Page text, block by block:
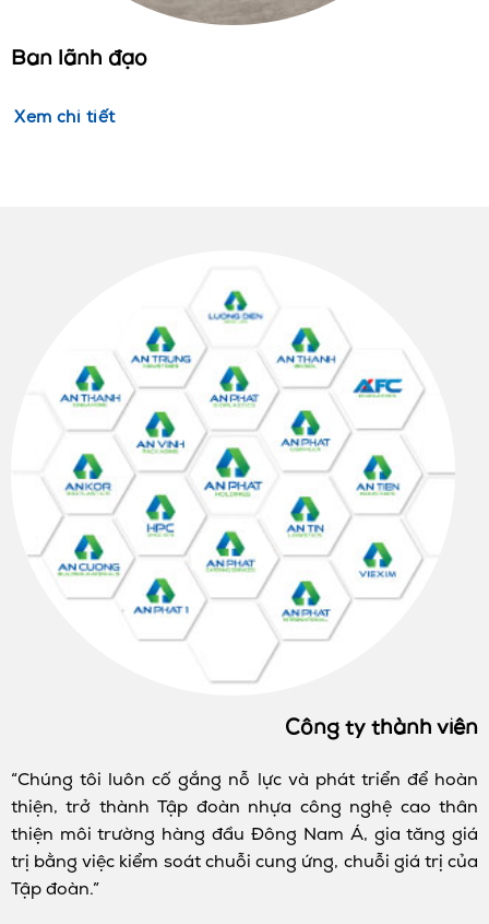
Ban lãnh đạo
Xem chi tiết
Công ty thành viên
“Chúng tôi luôn cố gắng nỗ lực và phát triển để hoàn
thiện, trở thành Tập đoàn nhựa công nghệ cao thân
thiện môi trường hàng đầu Đông Nam Á, gia tăng giá
trị bằng việc kiểm soát chuỗi cung ứng, chuỗi giá trị của
Tập đoàn.”